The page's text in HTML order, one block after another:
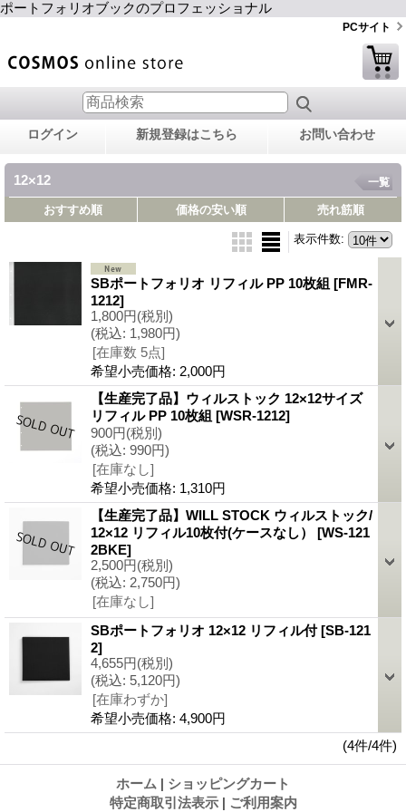
ポートフォリオブックのプロフェッショナル
PCサイト
ログイン 新規登録はこちら お問い合わせ
12×12 一覧
おすすめ順 価格の安い順 売れ筋順
表示件数:
SBポートフォリオ リフィル PP 10枚組 [FMR-
1212]
1,800円(税別)
(税込: 1,980円)
[在庫数 5点]
希望小売価格: 2,000円
【生産完了品】ウィルストック 12×12サイズ
リフィル PP 10枚組 [WSR-1212]
900円(税別)
(税込: 990円)
[在庫なし]
希望小売価格: 1,310円
【生産完了品】WILL STOCK ウィルストック/
12×12 リフィル10枚付(ケースなし） [WS-121
2BKE]
2,500円(税別)
(税込: 2,750円)
[在庫なし]
SBポートフォリオ 12×12 リフィル付[SB-121
2]
4,655円(税別)
(税込: 5,120円)
[在庫わずか]
希望小売価格: 4,900円
(4件/4件)
ホーム | ショッピングカート
特定商取引法表示 | ご利用案内